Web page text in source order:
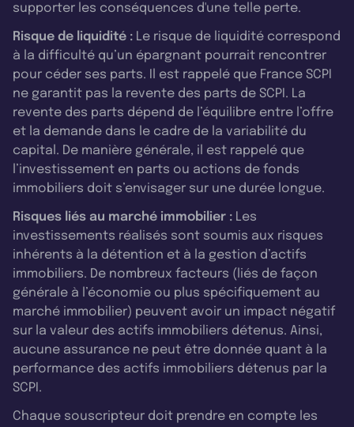
supporter les conséquences d'une telle perte.
Risque de liquidité : Le risque de liquidité correspond
à la difficulté qu’un épargnant pourrait rencontrer
pour céder ses parts. Il est rappelé que France SCPI
ne garantit pas la revente des parts de SCPI. La
revente des parts dépend de l’équilibre entre l’offre
et la demande dans le cadre de la variabilité du
capital. De manière générale, il est rappelé que
l’investissement en parts ou actions de fonds
immobiliers doit s’envisager sur une durée longue.
Risques liés au marché immobilier : Les
investissements réalisés sont soumis aux risques
inhérents à la détention et à la gestion d’actifs
immobiliers. De nombreux facteurs (liés de façon
générale à l’économie ou plus spécifiquement au
marché immobilier) peuvent avoir un impact négatif
sur la valeur des actifs immobiliers détenus. Ainsi,
aucune assurance ne peut être donnée quant à la
performance des actifs immobiliers détenus par la
SCPI.
Chaque souscripteur doit prendre en compte les